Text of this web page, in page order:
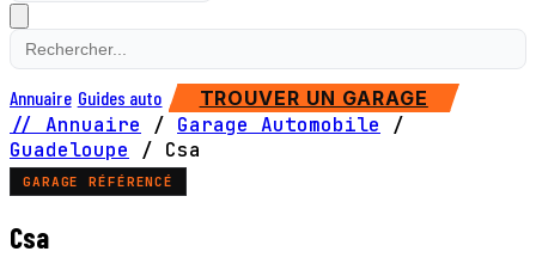
Annuaire Guides auto TROUVER UN GARAGE
// Annuaire / Garage Automobile
/
Guadeloupe
/ Csa
GARAGE RÉFÉRENCÉ
Csa